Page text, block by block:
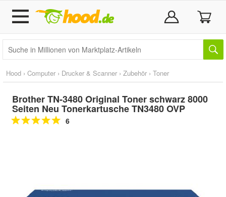
Hood › Computer › Drucker & Scanner › Zubehör › Toner
Brother TN-3480 Original Toner schwarz 8000
Seiten Neu Tonerkartusche TN3480 OVP
6